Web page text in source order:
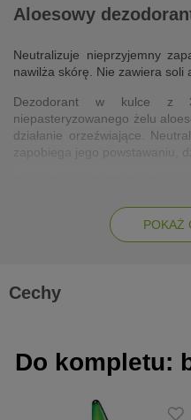
Aloesowy
Neutralizuje nieprzyjemny
nawilża skórę. Nie zawiera soli
Dezodorant w kulce z
niepasteryzowanego żelu
działanie orzeźwiające.
zapobiega jego powstawaniu,
zapobiega powstawaniu
POKAŻ
Cechy
Do kompletu: